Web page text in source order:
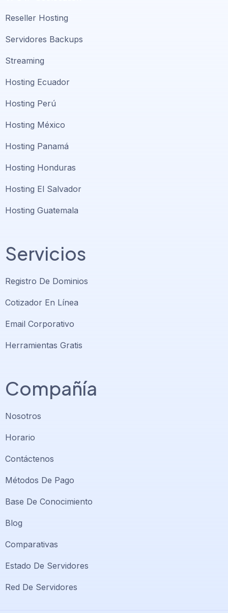
Reseller Hosting
Servidores Backups
Streaming
Hosting Ecuador
Hosting Perú
Hosting México
Hosting Panamá
Hosting Honduras
Hosting El Salvador
Hosting Guatemala
Servicios
Registro De Dominios
Cotizador En Línea
Email Corporativo
Herramientas Gratis
Compañía
Nosotros
Horario
Contáctenos
Métodos De Pago
Base De Conocimiento
Blog
Comparativas
Estado De Servidores
Red De Servidores